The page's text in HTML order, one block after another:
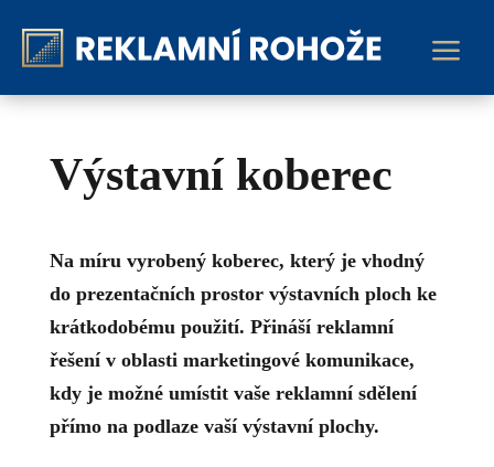
a
Výstavní koberec
Na míru vyrobený koberec, který je vhodný
do prezentačních prostor výstavních ploch ke
krátkodobému použití. Přináší reklamní
řešení v oblasti marketingové komunikace,
kdy je možné umístit vaše reklamní sdělení
přímo na podlaze vaší výstavní plochy.